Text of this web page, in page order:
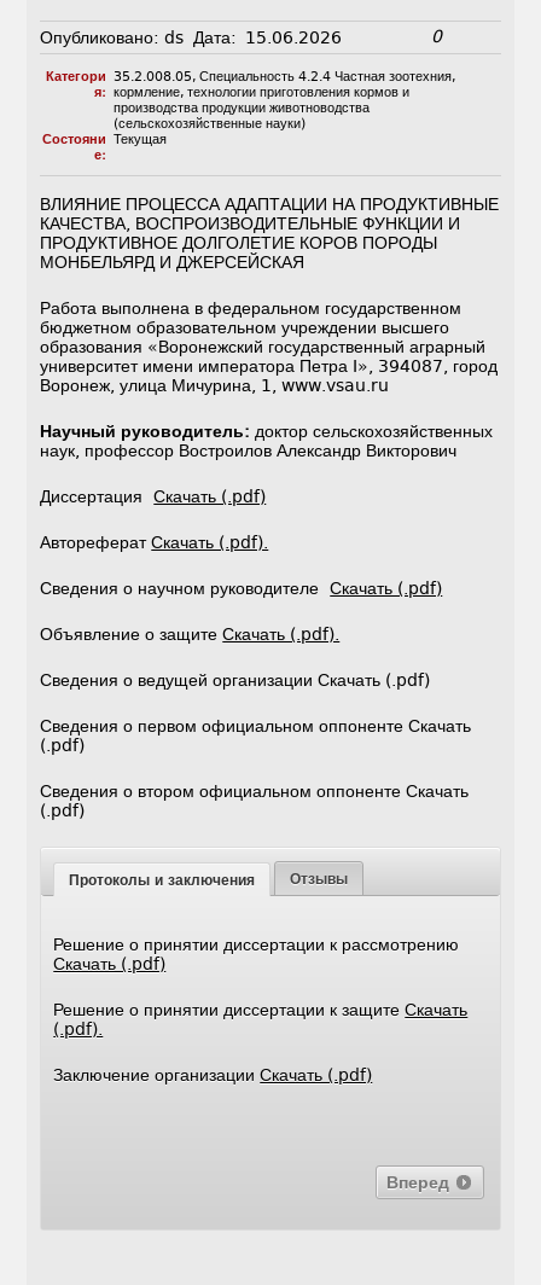
Опубликовано: ds Дата: 15.06.2026 0
Категори
я:
35.2.008.05, Специальность 4.2.4 Частная зоотехния,
кормление, технологии приготовления кормов и
производства продукции животноводства
(сельскохозяйственные науки)
Состояни
е:
Текущая
ВЛИЯНИЕ ПРОЦЕССА АДАПТАЦИИ НА ПРОДУКТИВНЫЕ
КАЧЕСТВА, ВОСПРОИЗВОДИТЕЛЬНЫЕ ФУНКЦИИ И
ПРОДУКТИВНОЕ ДОЛГОЛЕТИЕ КОРОВ ПОРОДЫ
МОНБЕЛЬЯРД И ДЖЕРСЕЙСКАЯ
Работа выполнена в федеральном государственном
бюджетном образовательном учреждении высшего
образования «Воронежский государственный аграрный
университет имени императора Петра I», 394087, город
Воронеж, улица Мичурина, 1, www.vsau.ru
Научный руководитель: доктор сельскохозяйственных
наук, профессор Востроилов Александр Викторович
ДиссертацияСкачать (.pdf)
АвторефератСкачать (.pdf).
Сведения о научном руководителеСкачать (.pdf)
Объявление о защитеСкачать (.pdf).
Сведения о ведущей организации Скачать (.pdf)
Сведения о первом официальном оппоненте Скачать
(.pdf)
Сведения о втором официальном оппоненте Скачать
(.pdf)
Протоколы и заключения Отзывы
Решение о принятии диссертации к рассмотрению
Скачать (.pdf)
Решение о принятии диссертации к защитеСкачать
(.pdf).
Заключение организацииСкачать (.pdf)
Вперед